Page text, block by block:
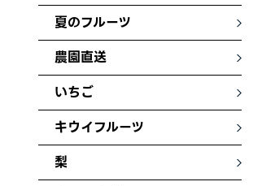
夏のフルーツ
農園直送
いちご
キウイフルーツ
梨